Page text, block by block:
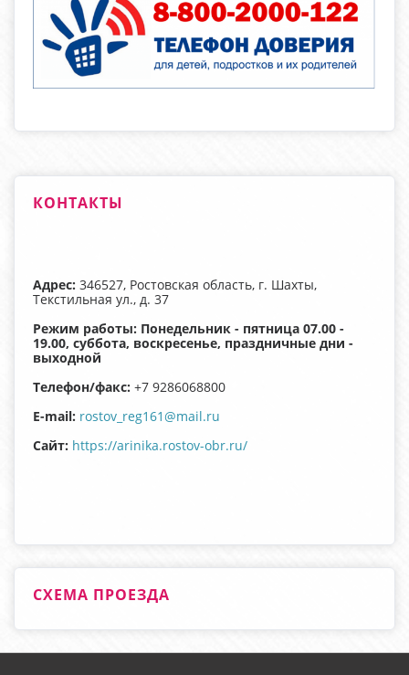
КОНТАКТЫ
Адрес: 346527, Ростовская область, г. Шахты,
Текстильная ул., д. 37
Режим работы: Понедельник - пятница 07.00 -
19.00, суббота, воскресенье, праздничные дни -
выходной
Телефон/факс: +7 9286068800
E-mail: rostov_reg161@mail.ru
Сайт: https://arinika.rostov-obr.ru/
СХЕМА ПРОЕЗДА